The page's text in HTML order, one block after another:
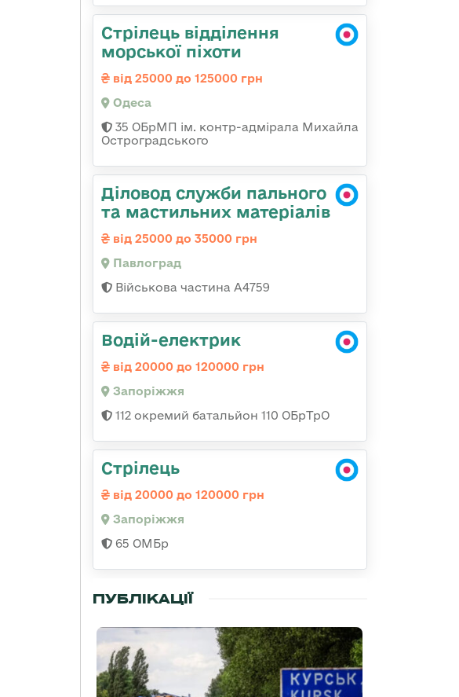
Стрілець відділення
морської піхоти
від 25000 до 125000 грн
Одеса
35 ОБрМП ім. контр-адмірала Михайла
Остроградського
Діловод служби пального
та мастильних матеріалів
від 25000 до 35000 грн
Павлоград
Військова частина А4759
Водій-електрик
від 20000 до 120000 грн
Запоріжжя
112 окремий батальйон 110 ОБрТрО
Стрілець
від 20000 до 120000 грн
Запоріжжя
65 ОМБр
ПУБЛІКАЦІЇ